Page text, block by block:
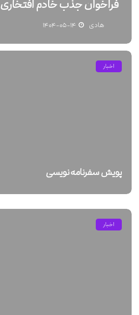
فراخوان جذب خادم افتخاری
هادی ۱۴۰۴-۰۵-۱۴
اخبار
پویش سفرنامه نویسی
اخبار